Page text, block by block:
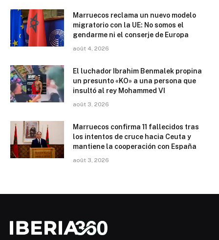
Marruecos reclama un nuevo modelo
migratorio con la UE: No somos el
gendarme ni el conserje de Europa
août 4, 2026
El luchador Ibrahim Benmalek propina
un presunto «KO» a una persona que
insultó al rey Mohammed VI
août 3, 2026
Marruecos confirma 11 fallecidos tras
los intentos de cruce hacia Ceuta y
mantiene la cooperación con España
août 3, 2026